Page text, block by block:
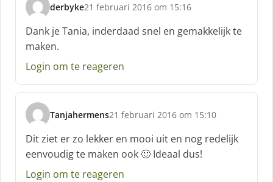
derbyke
s
c
h
r
e
f
21 februari 2016 om 15:16
Dank je Tania, inderdaad snel en gemakkelijk te
maken.
Login om te reageren
Tanjahermens
s
c
h
r
e
21 februari 2016 om 15:10
Dit ziet er zo lekker en mooi uit en nog redelijk
eenvoudig te maken ook 🙂 Ideaal dus!
Login om te reageren